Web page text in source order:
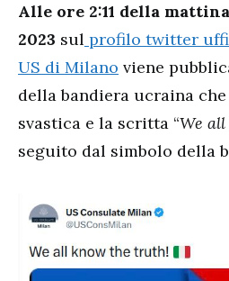
Alle ore 2:11 della
2023 sul profilo twitter
US di Milano viene
della bandiera ucraina
svastica e la scritta “We
seguito dal simbolo della